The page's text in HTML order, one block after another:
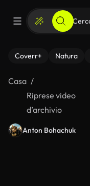
Coverr+ Natura
Casa
Riprese video
d’archivio
Anton Bohachuk